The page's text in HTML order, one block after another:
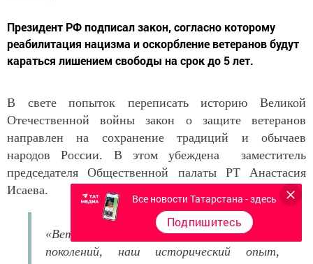
Президент РФ подписал закон, согласно которому
реабилитация нацизма и оскорбление ветеранов будут
караться лишением свободы на срок до 5 лет.
В свете попыток переписать историю Великой
Отечественной войны закон о защите ветеранов
направлен на сохранение традиций и обычаев
народов России. В этом убеждена заместитель
председателя Общественной палаты РТ Анастасия
Исаева.
«Ветераны сегодня — это связь
поколений, наш исторический опыт,
Все новости Татарстана - здесь
Подпишитесь